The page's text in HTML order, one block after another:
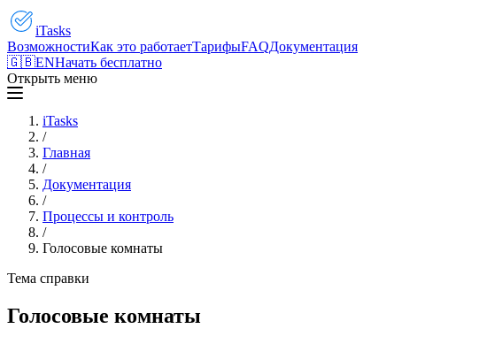
iTasks
ВозможностиКак это работаетТарифыFAQДокументация
🇬🇧ENНачать бесплатно
Открыть меню
iTasks
/
Главная
/
Документация
/
Процессы и контроль
/
Голосовые комнаты
Тема справки
Голосовые комнаты